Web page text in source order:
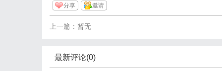
分享 邀请
上一篇：暂无
最新评论(0)